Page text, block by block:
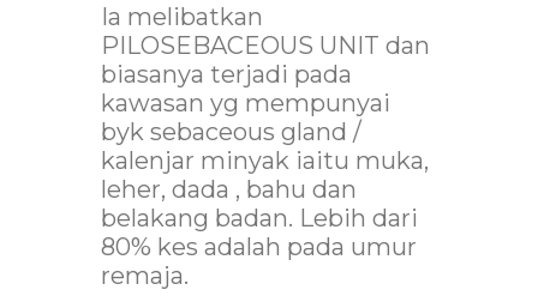
Ia melibatkan
PILOSEBACEOUS UNIT dan
biasanya terjadi pada
kawasan yg mempunyai
byk sebaceous gland /
kalenjar minyak iaitu muka,
leher, dada , bahu dan
belakang badan. Lebih dari
80% kes adalah pada umur
remaja.